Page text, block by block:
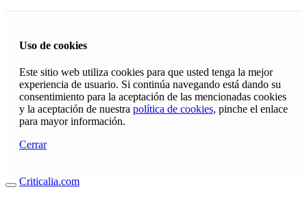
Uso de cookies
Este sitio web utiliza cookies para que usted tenga la mejor
experiencia de usuario. Si continúa navegando está dando su
consentimiento para la aceptación de las mencionadas cookies
y la aceptación de nuestra política de cookies, pinche el enlace
para mayor información.
Cerrar
Criticalia.com